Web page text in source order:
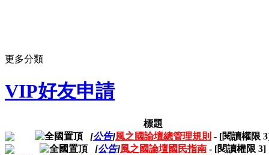
更多分類
VIP好友申請
標題
[公告]風之國論壇總管理規則 - [閱讀權限 3
[公告]風之國論壇國民指南 - [閱讀權限 3]